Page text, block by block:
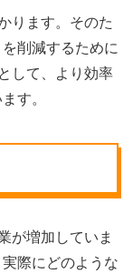
ります。そのた
削減するために
して、より効率
す。
が増加していま
際にどのような